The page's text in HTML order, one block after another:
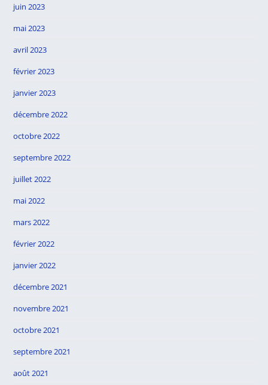
juin 2023
mai 2023
avril 2023
février 2023
janvier 2023
décembre 2022
octobre 2022
septembre 2022
juillet 2022
mai 2022
mars 2022
février 2022
janvier 2022
décembre 2021
novembre 2021
octobre 2021
septembre 2021
août 2021